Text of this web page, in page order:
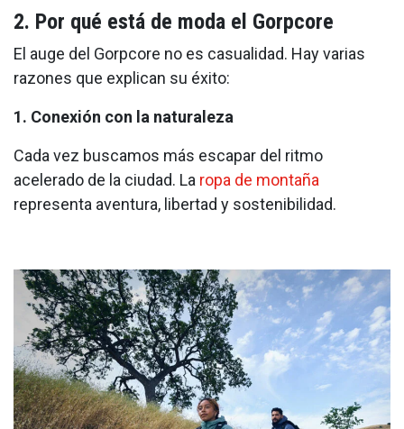
2. Por qué está de moda el Gorpcore
El auge del Gorpcore no es casualidad. Hay varias
razones que explican su éxito:
1. Conexión con la naturaleza
Cada vez buscamos más escapar del ritmo
acelerado de la ciudad. La ropa de montaña
representa aventura, libertad y sostenibilidad.